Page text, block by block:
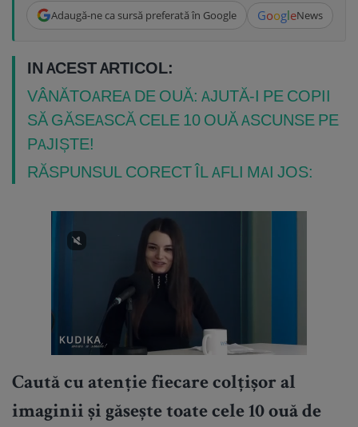
Adaugă-ne ca sursă preferată în Google GoogleNews
IN ACEST ARTICOL:
VÂNĂTOAREA DE OUĂ: AJUTĂ-I PE COPII
SĂ GĂSEASCĂ CELE 10 OUĂ ASCUNSE PE
PAJIȘTE!
RĂSPUNSUL CORECT ÎL AFLI MAI JOS:
Caută cu atenție fiecare colțișor al
imaginii și găsește toate cele 10 ouă de